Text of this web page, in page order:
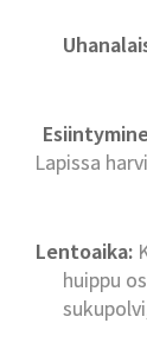
Lapissa
Lentoaika:
huippu